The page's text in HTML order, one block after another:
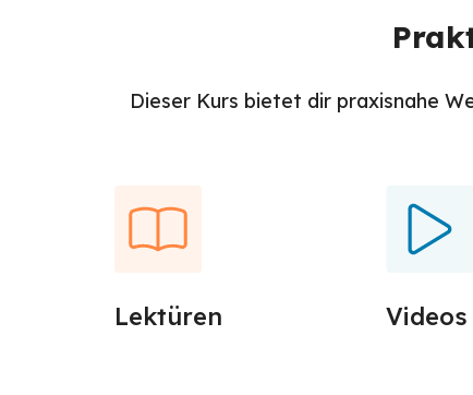
Dieser Kurs bietet dir praxisnahe
Lektüren Videos